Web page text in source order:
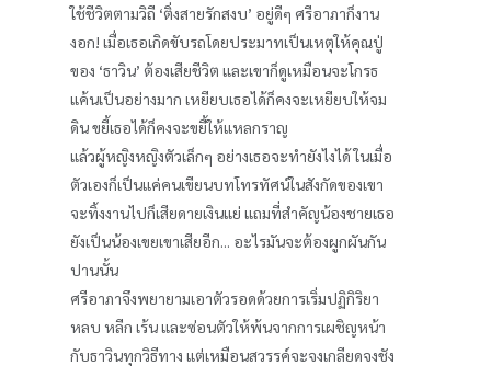
ใช้ชีวิตตามวิถี ‘ติ่งสายรักสงบ’ อยู่ดีๆ ศรีอาภาก็งาน
งอก! เมื่อเธอเกิดขับรถโดยประมาทเป็นเหตุให้คุณปู่
ของ ‘ธาวิน’ ต้องเสียชีวิต และเขาก็ดูเหมือนจะโกรธ
แค้นเป็นอย่างมาก เหยียบเธอได้ก็คงจะเหยียบให้จม
ดิน ขยี้เธอได้ก็คงจะขยี้ให้แหลกราญ
แล้วผู้หญิงหญิงตัวเล็กๆ อย่างเธอจะทำยังไงได้ ในเมื่อ
ตัวเองก็เป็นแค่คนเขียนบทโทรทัศน์ในสังกัดของเขา
จะทิ้งงานไปก็เสียดายเงินแย่ แถมที่สำคัญน้องชายเธอ
ยังเป็นน้องเขยเขาเสียอีก... อะไรมันจะต้องผูกผันกัน
ปานนั้น
ศรีอาภาจึงพยายามเอาตัวรอดด้วยการเริ่มปฏิกิริยา
หลบ หลีก เร้น และซ่อนตัวให้พ้นจากการเผชิญหน้า
กับธาวินทุกวิธีทาง แต่เหมือนสวรรค์จะจงเกลียดจงชัง